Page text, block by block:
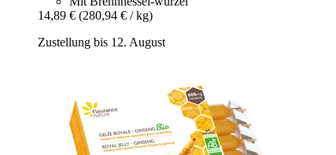
14,89 € (280,94 € / kg)
Zustellung bis 12. August